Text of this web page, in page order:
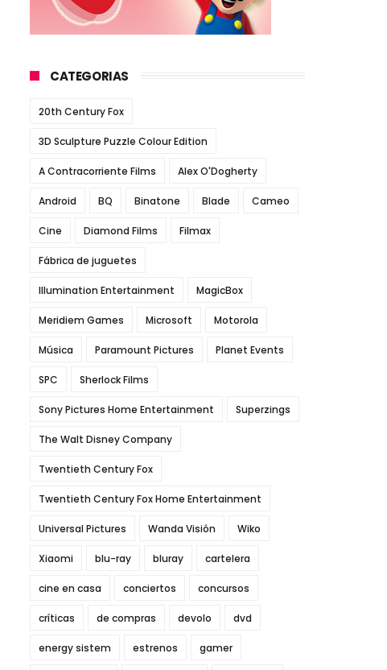
CATEGORIAS
20th Century Fox
3D Sculpture Puzzle Colour Edition
A Contracorriente Films Alex O'Dogherty
Android BQ Binatone Blade Cameo
Cine Diamond Films Filmax
Fábrica de juguetes
Illumination Entertainment MagicBox
Meridiem Games Microsoft Motorola
Música Paramount Pictures Planet Events
SPC Sherlock Films
Sony Pictures Home Entertainment Superzings
The Walt Disney Company
Twentieth Century Fox
Twentieth Century Fox Home Entertainment
Universal Pictures Wanda Visión Wiko
Xiaomi blu-ray bluray cartelera
cine en casa conciertos concursos
críticas de compras devolo dvd
energy sistem estrenos gamer